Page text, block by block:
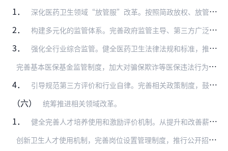
1． 深化医药卫生领域“放管服”改革。按照简政放权、放管结合、优化服务的要求，推进医药卫生领域行政审批制度改革。对确需保留的行政审批事项，建立清单制度并向社会公示。转…
2． 构建多元化的监管体系。完善政府监管主导、第三方广泛参与、医疗卫生机构自我管理和社会监督为补充的多元化综合监管体系。加强部门联动，加大监管力度，切实防止和减少损害…
3． 强化全行业综合监管。健全医药卫生法律法规和标准，推动监管重心转向全行业监管。加快出台基本医疗卫生法，建立健全中医药法规，完善相关标准规范。实行属地化监督，加强基…
完
善基本医保基金监管制度，加大对骗保欺诈等医保违法行为的惩戒力度。完善医疗保险对医疗服务的监控机制，将监管对象由医疗机构延伸至医务人员。强化药品质量监管，进一步…
4．
引导规范第三方评价和行业自律。完善相关政策制度，鼓励符合条件的第三方积极开展或参与评价标准的咨询、技术支持、考核评价等工作，推动医疗机构考核评价由政府主导逐步向…
（六） 统筹推进相关领域改革。
1． 健全完善人才培养使用和激励评价机制。从提升和改善薪酬待遇、发展空间、执业环境、社会地位等方面入手，调动广大医务人员积极性、主动性和创造性，发挥医务人员改革主力军…
创
新卫生人才使用机制，完善岗位设置管理制度，推行公开招聘制度，实行全员聘用制度，实现人员分类管理。改善从业环境和薪酬待遇，促进医疗资源向中西部地区倾斜、向基层和…